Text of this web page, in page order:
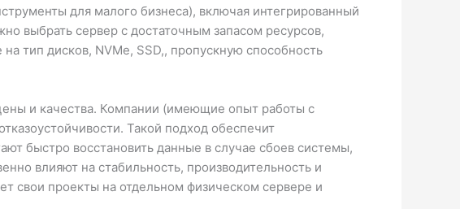
для малого бизнеса), включая интегрированный
выбрать сервер с достаточным запасом ресурсов,
тип дисков, NVMe, SSD,, пропускную способность
и качества. Компании (имеющие опыт работы с
Такой подход обеспечит
быстро восстановить данные в случае сбоев системы,
влияют на стабильность, производительность и
свои проекты на отдельном физическом сервере и